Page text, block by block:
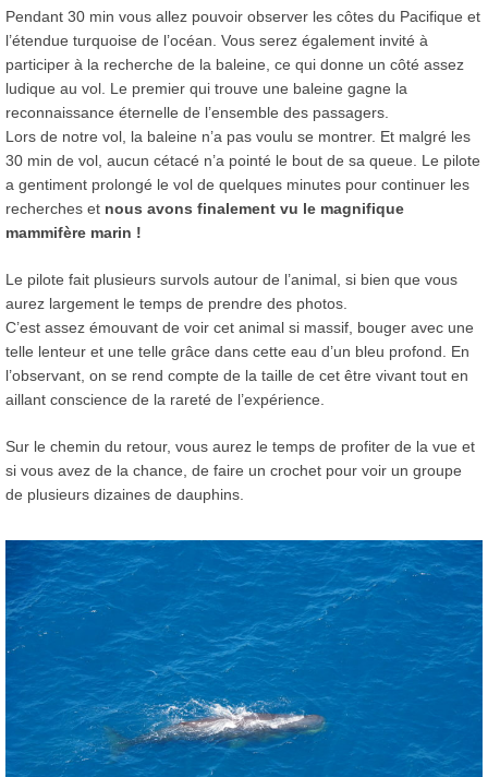
Pendant 30 min vous allez pouvoir observer les côtes du Pacifique et
l’étendue turquoise de l’océan. Vous serez également invité à
participer à la recherche de la baleine, ce qui donne un côté assez
ludique au vol. Le premier qui trouve une baleine gagne la
reconnaissance éternelle de l’ensemble des passagers.
Lors de notre vol, la baleine n’a pas voulu se montrer. Et malgré les
30 min de vol, aucun cétacé n’a pointé le bout de sa queue. Le pilote
a gentiment prolongé le vol de quelques minutes pour continuer les
recherches et nous avons finalement vu le magnifique
mammifère marin !
Le pilote fait plusieurs survols autour de l’animal, si bien que vous
aurez largement le temps de prendre des photos.
C’est assez émouvant de voir cet animal si massif, bouger avec une
telle lenteur et une telle grâce dans cette eau d’un bleu profond. En
l’observant, on se rend compte de la taille de cet être vivant tout en
aillant conscience de la rareté de l’expérience.
Sur le chemin du retour, vous aurez le temps de profiter de la vue et
si vous avez de la chance, de faire un crochet pour voir un groupe
de plusieurs dizaines de dauphins.